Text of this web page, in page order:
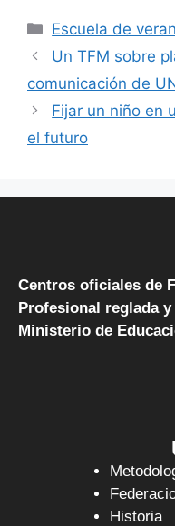
Escuela de
Un TFM sobre
comunicación de
Fijar un niño en
el futuro
Centros oficiales de
Profesional reglada
Ministerio de
Historia